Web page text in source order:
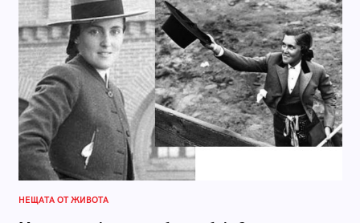
НЕЩАТА ОТ ЖИВОТА